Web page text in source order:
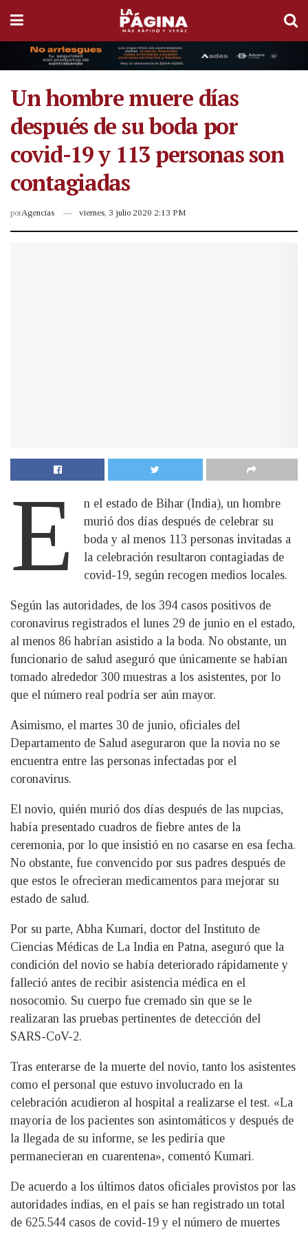
Un hombre muere días
después de su boda por
covid-19 y 113 personas son
contagiadas
porAgencias viernes, 3 julio 2020 2:13 PM
E
n el estado de Bihar (India), un hombre
murió dos días después de celebrar su
boda y al menos 113 personas invitadas a
la celebración resultaron contagiadas de
covid-19, según recogen medios locales.
Según las autoridades, de los 394 casos positivos de
coronavirus registrados el lunes 29 de junio en el estado,
al menos 86 habrían asistido a la boda. No obstante, un
funcionario de salud aseguró que únicamente se habían
tomado alrededor 300 muestras a los asistentes, por lo
que el número real podría ser aún mayor.
Asimismo, el martes 30 de junio, oficiales del
Departamento de Salud aseguraron que la novia no se
encuentra entre las personas infectadas por el
coronavirus.
El novio, quién murió dos días después de las nupcias,
había presentado cuadros de fiebre antes de la
ceremonia, por lo que insistió en no casarse en esa fecha.
No obstante, fue convencido por sus padres después de
que estos le ofrecieran medicamentos para mejorar su
estado de salud.
Por su parte, Abha Kumari, doctor del Instituto de
Ciencias Médicas de La India en Patna, aseguró que la
condición del novio se había deteriorado rápidamente y
falleció antes de recibir asistencia médica en el
nosocomio. Su cuerpo fue cremado sin que se le
realizaran las pruebas pertinentes de detección del
SARS-CoV-2.
Tras enterarse de la muerte del novio, tanto los asistentes
como el personal que estuvo involucrado en la
celebración acudieron al hospital a realizarse el test. «La
mayoría de los pacientes son asintomáticos y después de
la llegada de su informe, se les pediría que
permanecieran en cuarentena», comentó Kumari.
De acuerdo a los últimos datos oficiales provistos por las
autoridades indias, en el país se han registrado un total
de 625.544 casos de covid-19 y el número de muertes